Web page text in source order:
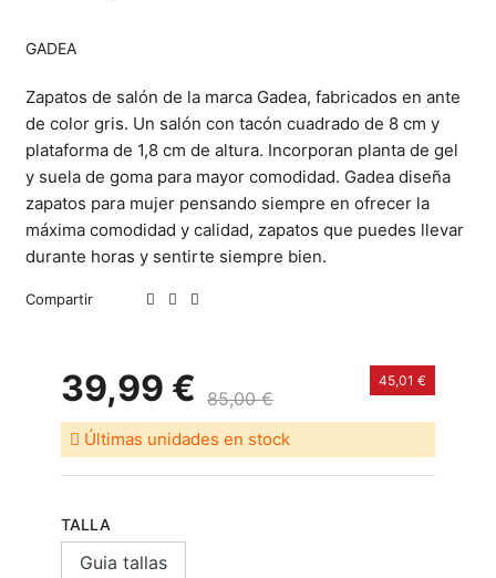
GADEA
Zapatos de salón de la marca Gadea, fabricados en ante
de color gris. Un salón con tacón cuadrado de 8 cm y
plataforma de 1,8 cm de altura. Incorporan planta de gel
y suela de goma para mayor comodidad. Gadea diseña
zapatos para mujer pensando siempre en ofrecer la
máxima comodidad y calidad, zapatos que puedes llevar
durante horas y sentirte siempre bien.
Compartir
39,99 € 85,00 €
45,01 €
Últimas unidades en stock
TALLA
Guia tallas